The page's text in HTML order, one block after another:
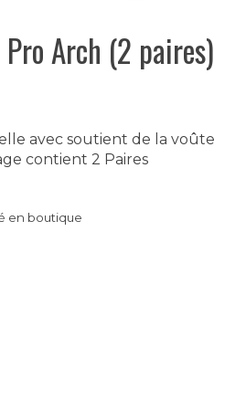
Arch (2 paires)
avec soutient de la voûte
contient 2 Paires
en boutique